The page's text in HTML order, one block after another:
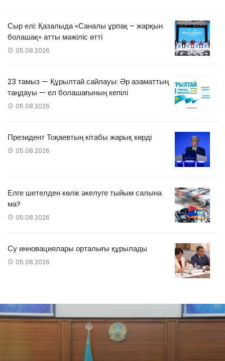
Сыр елі: Қазалыда «Саналы ұрпақ – жарқын
болашақ» атты мәжіліс өтті
05.08.2026
23 тамыз — Құрылтай сайлауы: Әр азаматтың
таңдауы — ел болашағының кепілі
05.08.2026
Президент Тоқаевтың кітабы жарық көрді
05.08.2026
Елге шетелден көлік әкелуге тыйым салына
ма?
05.08.2026
Су инновациялары орталығы құрылады
05.08.2026